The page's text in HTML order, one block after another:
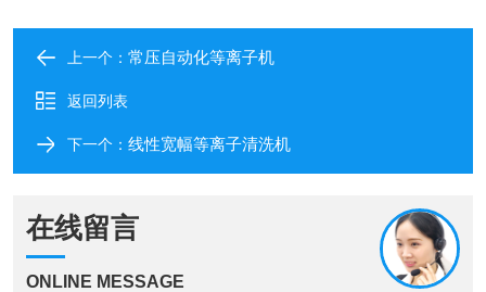
上一个： 常压自动化等离子机
返回列表
下一个： 线性宽幅等离子清洗机
在线留言
ONLINE MESSAGE